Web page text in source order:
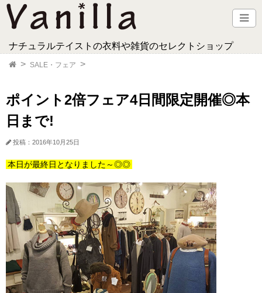
ナチュラルテイストの衣料や雑貨のセレクトショップ
SALE・フェア
ポイント2倍フェア4日間限定開催◎本
日まで!
投稿：2016年10月25日
本日が最終日となりました～◎◎